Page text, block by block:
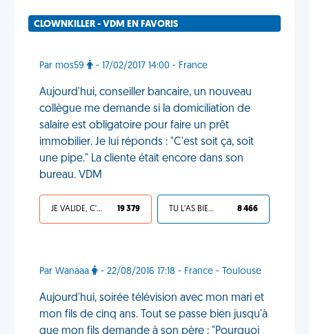
CLOWNKILLER - VDM EN FAVORIS
Par mos59 - 17/02/2017 14:00 - France
Aujourd'hui, conseiller bancaire, un nouveau
collègue me demande si la domiciliation de
salaire est obligatoire pour faire un prêt
immobilier. Je lui réponds : "C'est soit ça, soit
une pipe." La cliente était encore dans son
bureau. VDM
JE VALIDE, C'EST UNE VDM 19 379 TU L'AS BIEN MÉRITÉ 8 466
Par Wanaaa - 22/08/2016 17:18 - France - Toulouse
Aujourd'hui, soirée télévision avec mon mari et
mon fils de cinq ans. Tout se passe bien jusqu'à
que mon fils demande à son père : "Pourquoi